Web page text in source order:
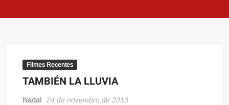
Filmes Recentes
TAMBIÉN LA LLUVIA
Nadal 24 de novembro de 2013